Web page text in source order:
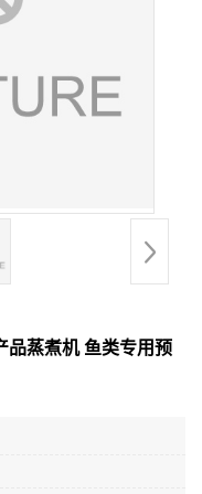
品蒸煮机 鱼类专用预